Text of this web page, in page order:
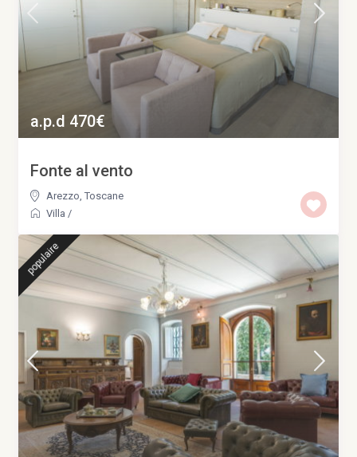
a.p.d 470€
Fonte al vento
Arezzo ,Toscane
Villa /
populaire